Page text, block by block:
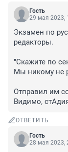
Гость
29 мая 2023,
Экзамен по
редакторы.
"Скажите по
Мы никому не
Отправил им
Видимо,
ОТВЕТИТЬ
Гость
28 мая 2023,